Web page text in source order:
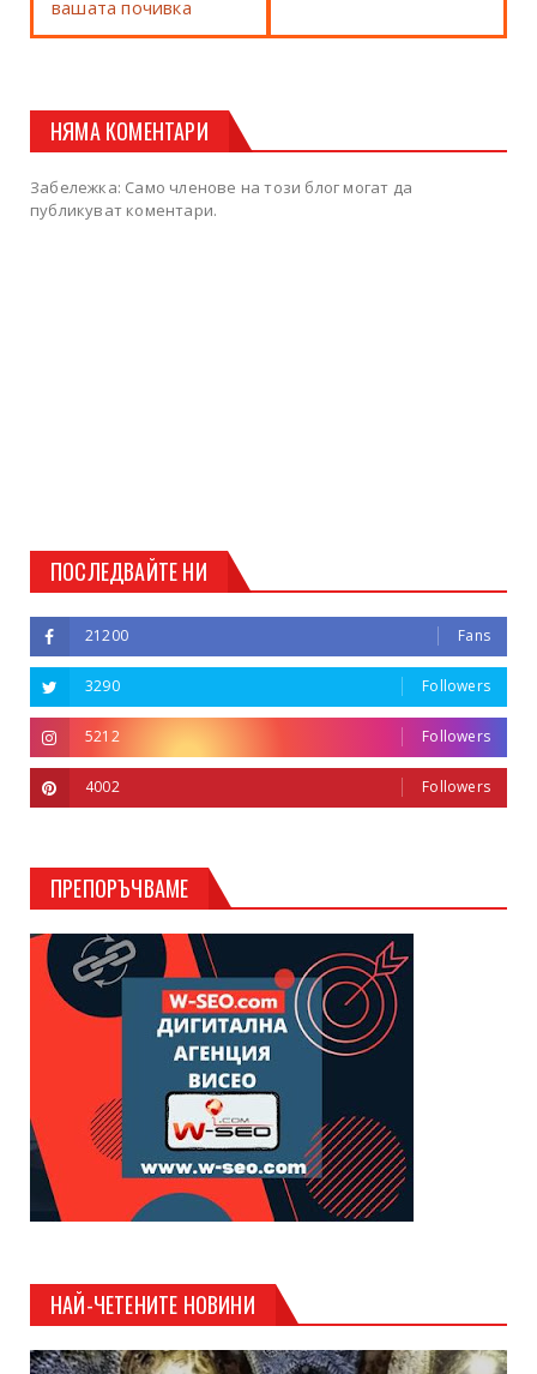
вашата почивка
НЯМА КОМЕНТАРИ
Забележка: Само членове на този блог могат да
публикуват коментари.
ПОСЛЕДВАЙТЕ НИ
21200 Fans
3290 Followers
5212 Followers
4002 Followers
ПРЕПОРЪЧВАМЕ
НАЙ-ЧЕТЕНИТЕ НОВИНИ